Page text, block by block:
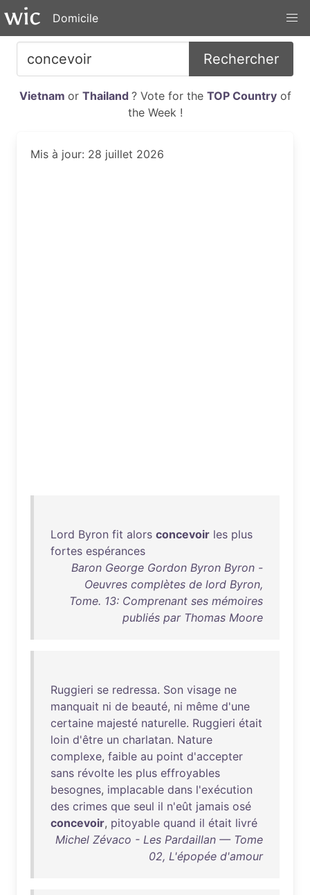
Domicile
Rechercher
Vietnam or Thailand ? Vote for the TOP Countryof
the Week !
Mis à jour: 28 juillet 2026
Lord Byron fit alors concevoir les plus
fortes espérances
Baron George Gordon Byron Byron -
Oeuvres complètes de lord Byron,
Tome. 13: Comprenant ses mémoires
publiés par Thomas Moore
Ruggieri se redressa. Son visage ne
manquait ni de beauté, ni même d'une
certaine majesté naturelle. Ruggieri était
loin d'être un charlatan. Nature
complexe, faible au point d'accepter
sans révolte les plus effroyables
besognes, implacable dans l'exécution
des crimes que seul il n'eût jamais osé
concevoir, pitoyable quand il était livré
Michel Zévaco - Les Pardaillan — Tome
02, L'épopée d'amour